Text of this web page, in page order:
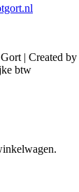
| Created by
btw